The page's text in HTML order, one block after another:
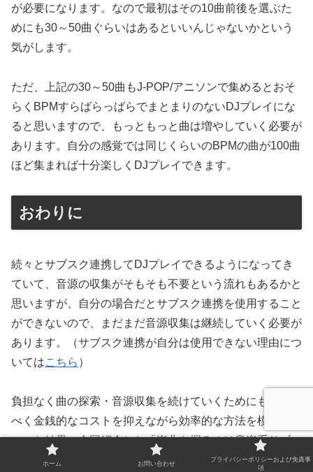
が必要になります。なので最初はその10曲前後を選ぶた
めにも30～50曲ぐらいはあるといいんじゃないかという
気がします。
ただ、上記の30～50曲もJ-POP/アニソンで集めるとおそ
らくBPMすらばらっばらでまとまりのないDJプレイにな
ると思いますので、もっともっと曲は増やしていく必要が
あります。自分の感覚では同じくらいのBPMの曲が100曲
ほど集まれば十分楽しくDJプレイできます。
おわりに
続々とサブスク連携してDJプレイできるようになってき
ていて、音源の収集がそもそも不要という流れもあるかと
思いますが、自分の場合だとサブスク連携を使用すること
ができないので、まだまだ音源収集は継続していく必要が
あります。（サブスク連携が自分は使用できない理由につ
いてはこちら ）
負担なく曲の探索・音源収集を続けていくためにも、なる
べく金銭的なコストを抑えながら効率的な方法を模索して
いった結果、今回紹介した「楽曲を掘るのは音楽系サブス
クを使い倒す」「音源を入手するのは宅配CDレンタルを
ホーム お問い合わせ
プライバシーポリシーおよび免責事
項